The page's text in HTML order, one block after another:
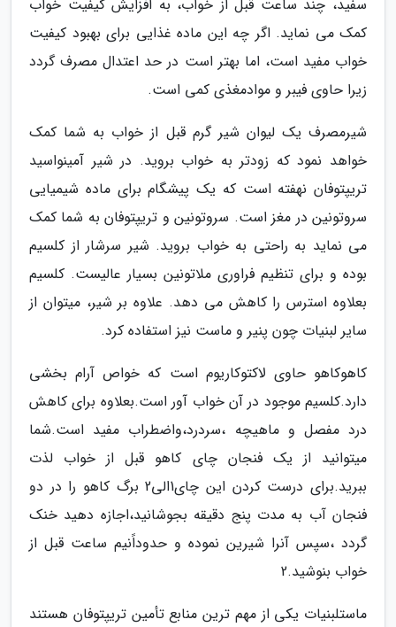
سفید، چند ساعت قبل از خواب، به افزایش کیفیت خواب
کمک می نماید. اگر چه این ماده غذایی برای بهبود کیفیت
خواب مفید است، اما بهتر است در حد اعتدال مصرف گردد
زیرا حاوی فیبر و موادمغذی کمی است.
شیرمصرف یک لیوان شیر گرم قبل از خواب به شما کمک
خواهد نمود که زودتر به خواب بروید. در شیر آمینواسید
تریپتوفان نهفته است که یک پیشگام برای ماده شیمیایی
سروتونین در مغز است. سروتونین و تریپتوفان به شما کمک
می نماید به راحتی به خواب بروید. شیر سرشار از کلسیم
بوده و برای تنظیم فراوری ملاتونین بسیار عالیست. کلسیم
بعلاوه استرس را کاهش می دهد. علاوه بر شیر، میتوان از
سایر لبنیات چون پنیر و ماست نیز استفاده کرد.
کاهوکاهو حاوی لاکتوکاریوم است که خواص آرام بخشی
دارد.کلسیم موجود در آن خواب آور است.بعلاوه برای کاهش
درد مفصل و ماهیچه ،سردرد،واضطراب مفید است.شما
میتوانید از یک فنجان چای کاهو قبل از خواب لذت
ببرید.برای درست کردن این چای1الی2 برگ کاهو را در دو
فنجان آب به مدت پنج دقیقه بجوشانید،اجازه دهید خنک
گردد ،سپس آنرا شیرین نموده و حدوداًنیم ساعت قبل از
خواب بنوشید.2
ماستلبنیات یکی از مهم ترین منابع تأمین تریپتوفان هستند